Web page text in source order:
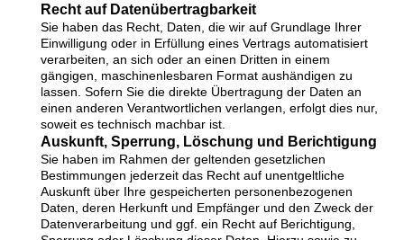
Recht auf Datenübertragbarkeit
Sie haben das Recht, Daten, die wir auf Grundlage Ihrer
Einwilligung oder in Erfüllung eines Vertrags automatisiert
verarbeiten, an sich oder an einen Dritten in einem
gängigen, maschinenlesbaren Format aushändigen zu
lassen. Sofern Sie die direkte Übertragung der Daten an
einen anderen Verantwortlichen verlangen, erfolgt dies nur,
soweit es technisch machbar ist.
Auskunft, Sperrung, Löschung und Berichtigung
Sie haben im Rahmen der geltenden gesetzlichen
Bestimmungen jederzeit das Recht auf unentgeltliche
Auskunft über Ihre gespeicherten personenbezogenen
Daten, deren Herkunft und Empfänger und den Zweck der
Datenverarbeitung und ggf. ein Recht auf Berichtigung,